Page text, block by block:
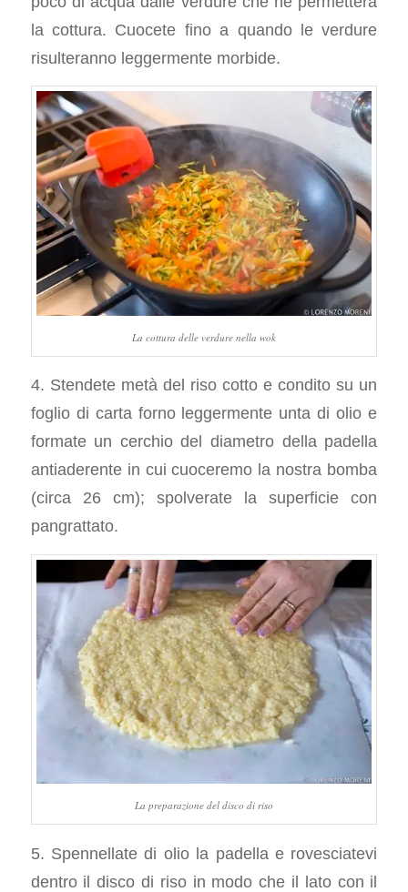
la cottura. Cuocete fino a quando le verdure
risulteranno leggermente morbide.
La cottura delle verdure nella wok
4. Stendete metà del riso cotto e condito su un
foglio di carta forno leggermente unta di olio e
formate un cerchio del diametro della padella
antiaderente in cui cuoceremo la nostra bomba
(circa 26 cm); spolverate la superficie con
pangrattato.
La preparazione del disco di riso
5. Spennellate di olio la padella e rovesciatevi
dentro il disco di riso in modo che il lato con il